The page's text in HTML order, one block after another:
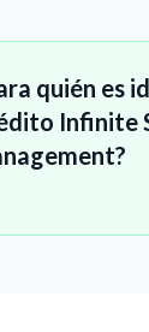
quién es
Infinite